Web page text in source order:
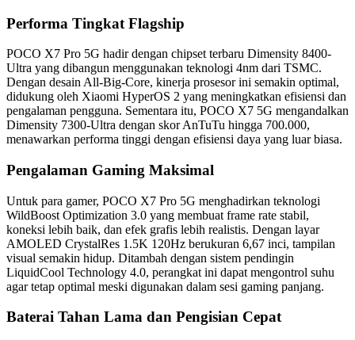
Performa Tingkat Flagship
POCO X7 Pro 5G hadir dengan chipset terbaru Dimensity 8400-
Ultra yang dibangun menggunakan teknologi 4nm dari TSMC.
Dengan desain All-Big-Core, kinerja prosesor ini semakin optimal,
didukung oleh Xiaomi HyperOS 2 yang meningkatkan efisiensi dan
pengalaman pengguna. Sementara itu, POCO X7 5G mengandalkan
Dimensity 7300-Ultra dengan skor AnTuTu hingga 700.000,
menawarkan performa tinggi dengan efisiensi daya yang luar biasa.
Pengalaman Gaming Maksimal
Untuk para gamer, POCO X7 Pro 5G menghadirkan teknologi
WildBoost Optimization 3.0 yang membuat frame rate stabil,
koneksi lebih baik, dan efek grafis lebih realistis. Dengan layar
AMOLED CrystalRes 1.5K 120Hz berukuran 6,67 inci, tampilan
visual semakin hidup. Ditambah dengan sistem pendingin
LiquidCool Technology 4.0, perangkat ini dapat mengontrol suhu
agar tetap optimal meski digunakan dalam sesi gaming panjang.
Baterai Tahan Lama dan Pengisian Cepat